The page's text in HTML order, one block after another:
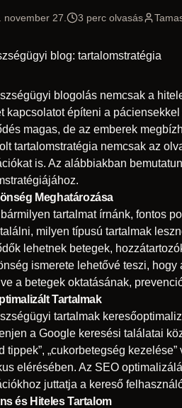
november 27. 3 perc olvasás
blogolás nemcsak a
kapcsolatot építeni a
magas, de az emberek
tartalomstratégia nemcsak az
is. Az alábbiakban
Meghatározása
tartalmat írnánk, fontos
milyen típusú tartalmak
lehetnek betegek,
ismerete lehetővé teszi,
a betegek oktatásának,
Tartalmak
tartalmak
a Google keresési találatai
tippek”, „cukorbetegség
elérésében. Az SEO
juttatja a kereső
és Hiteles Tartalom